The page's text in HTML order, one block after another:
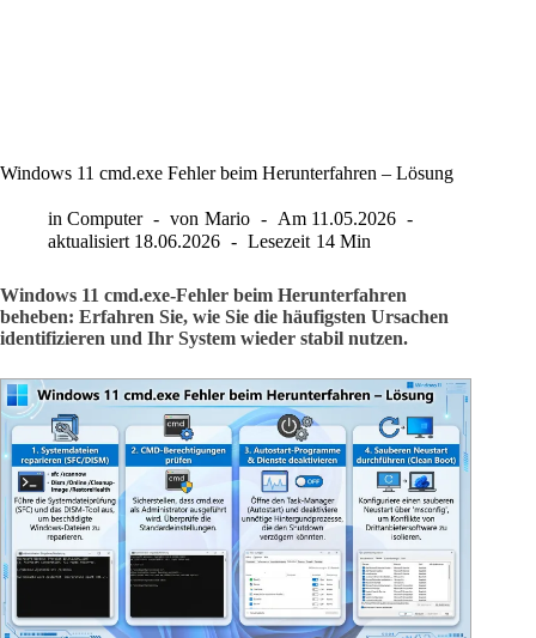
Windows 11 cmd.exe Fehler beim Herunterfahren – Lösung
in Computer von Mario Am 11.05.2026
aktualisiert 18.06.2026 Lesezeit 14 Min
Windows 11 cmd.exe-Fehler beim Herunterfahren
beheben: Erfahren Sie, wie Sie die häufigsten Ursachen
identifizieren und Ihr System wieder stabil nutzen.